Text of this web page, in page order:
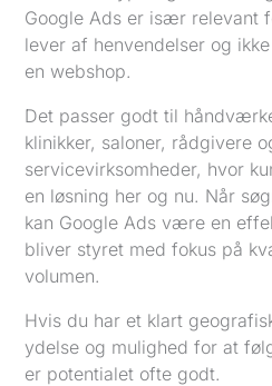
Google Ads er især relevant
lever af henvendelser og
en webshop.
Det passer godt til
klinikker, saloner, rådgivere
servicevirksomheder, hvor
en løsning her og nu. Når
kan Google Ads være en
bliver styret med fokus på
volumen.
Hvis du har et klart
ydelse og mulighed for at
er potentialet ofte godt.